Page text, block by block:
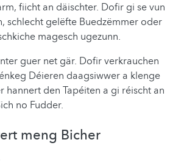
fiicht an däischter. Dofir gi se vun
schlecht gelëfte Buedzëmmer oder
magesch ugezunn.
guer net gär. Dofir verkrauchen
Déieren daagsiwwer a klenge
hannert den Tapéiten a gi réischt an
no Fudder.
meng Bicher